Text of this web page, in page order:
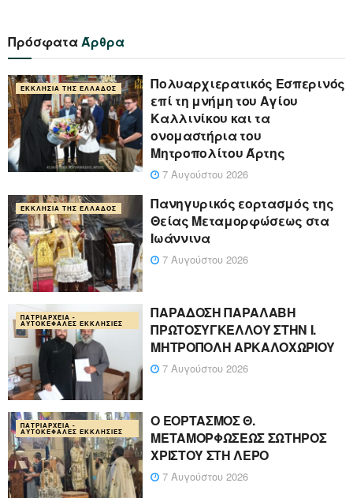
ΠρόσφαταΆρθρα
ΕΚΚΛΗΣΊΑ ΤΗΣ ΕΛΛΆΔΟΣ
Πολυαρχιερατικός Εσπερινός
επί τη μνήμη του Αγίου
Καλλινίκου και τα
ονομαστήρια του
Μητροπολίτου Άρτης
7 Αυγούστου 2026
ΕΚΚΛΗΣΊΑ ΤΗΣ ΕΛΛΆΔΟΣ
Πανηγυρικός εορτασμός της
Θείας Μεταμορφώσεως στα
Ιωάννινα
7 Αυγούστου 2026
ΠΑΤΡΙΑΡΧΕΊΑ -
ΑΥΤΟΚΈΦΑΛΕΣ ΕΚΚΛΗΣΊΕΣ
ΠΑΡΑΔΟΣΗ ΠΑΡΑΛΑΒΗ
ΠΡΩΤΟΣΥΓΚΕΛΛΟΥ ΣΤΗΝ Ι.
ΜΗΤΡΟΠΟΛΗ ΑΡΚΑΛΟΧΩΡΙΟΥ
7 Αυγούστου 2026
ΠΑΤΡΙΑΡΧΕΊΑ -
ΑΥΤΟΚΈΦΑΛΕΣ ΕΚΚΛΗΣΊΕΣ
Ο ΕΟΡΤΑΣΜΟΣ Θ.
ΜΕΤΑΜΟΡΦΩΣΕΩΣ ΣΩΤΗΡΟΣ
ΧΡΙΣΤΟΥ ΣΤΗ ΛΕΡΟ
7 Αυγούστου 2026